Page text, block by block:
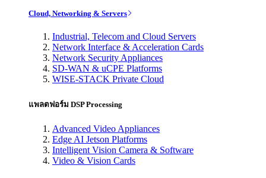
Cloud, Networking & Servers
Industrial, Telecom and Cloud Servers
Network Interface & Acceleration Cards
Network Security Appliances
SD-WAN & uCPE Platforms
WISE-STACK Private Cloud
แพลตฟอร์ม DSP Processing
Advanced Video Appliances
Edge AI Jetson Platforms
Intelligent Vision Camera & Software
Video & Vision Cards